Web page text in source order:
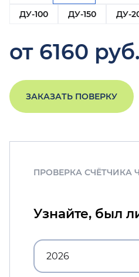
ДУ-100
ДУ-150 ДУ-
от 6160 руб.
ЗАКАЗАТЬ ПОВЕРКУ
ПРОВЕРКА СЧЁТЧИКА
Узнайте, был